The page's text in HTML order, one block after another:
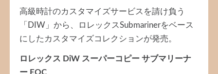
高級時計のカスタマイズサービスを請け負う
「DIW」から、ロレックスSubmarinerをベース
にしたカスタマイズコレクションが発売。
ロレックス DiW スーパーコピー サブマリーナ